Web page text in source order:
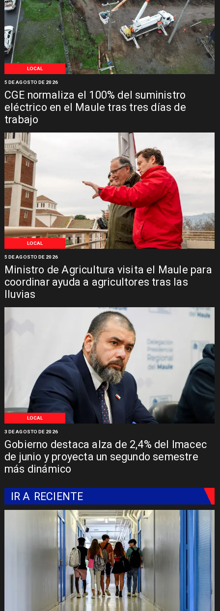
LOCAL
CGE normaliza el 100% del suministro
eléctrico en el Maule tras tres días de
trabajo
5 DE AGOSTO DE 2026
LOCAL
Ministro de Agricultura visita el Maule para
coordinar ayuda a agricultores tras las
lluvias
5 DE AGOSTO DE 2026
LOCAL
Gobierno destaca alza de 2,4% del Imacec
de junio y proyecta un segundo semestre
más dinámico
3 DE AGOSTO DE 2026
IR A RECIENTE